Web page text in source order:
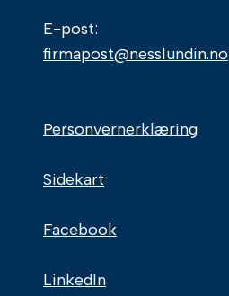
E-post:
firmapost@nesslundin.no
Personvernerklæring
Sidekart
Facebook
LinkedIn